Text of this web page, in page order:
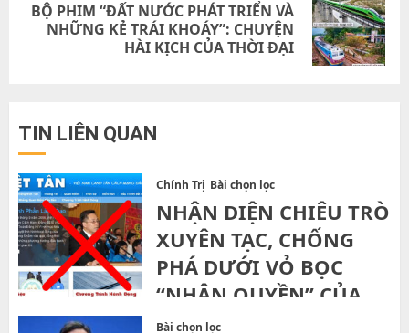
Next
BỘ PHIM “ĐẤT NƯỚC PHÁT TRIỂN VÀ
NHỮNG KẺ TRÁI KHOÁY”: CHUYỆN
HÀI KỊCH CỦA THỜI ĐẠI
TIN LIÊN QUAN
Chính Trị Bài chọn lọc
NHẬN DIỆN CHIÊU TRÒ
XUYÊN TẠC, CHỐNG
PHÁ DƯỚI VỎ BỌC
“NHÂN QUYỀN” CỦA
ĐẢNG VIỆT TÂN
Bài chọn lọc